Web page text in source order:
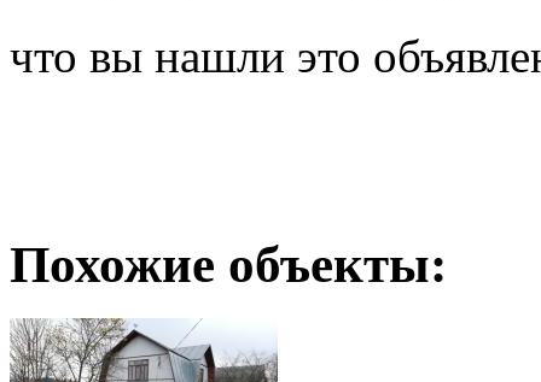
что вы нашли это
Похожие объекты: